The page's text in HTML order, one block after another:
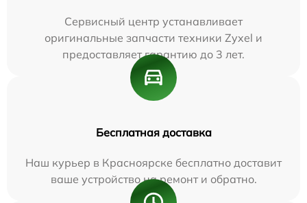
Сервисный центр устанавливает
оригинальные запчасти техники Zyxel и
предоставляет гарантию до 3 лет.
Бесплатная доставка
Наш курьер в Красноярске бесплатно доставит
ваше устройство на ремонт и обратно.